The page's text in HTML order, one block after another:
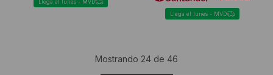
Llega el lunes - MVD
Llega el lunes - MVD
Mostrando 24 de 46